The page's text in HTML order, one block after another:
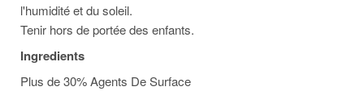
l'humidité et du soleil.
Tenir hors de portée des enfants.
Ingredients
Plus de 30% Agents De Surface